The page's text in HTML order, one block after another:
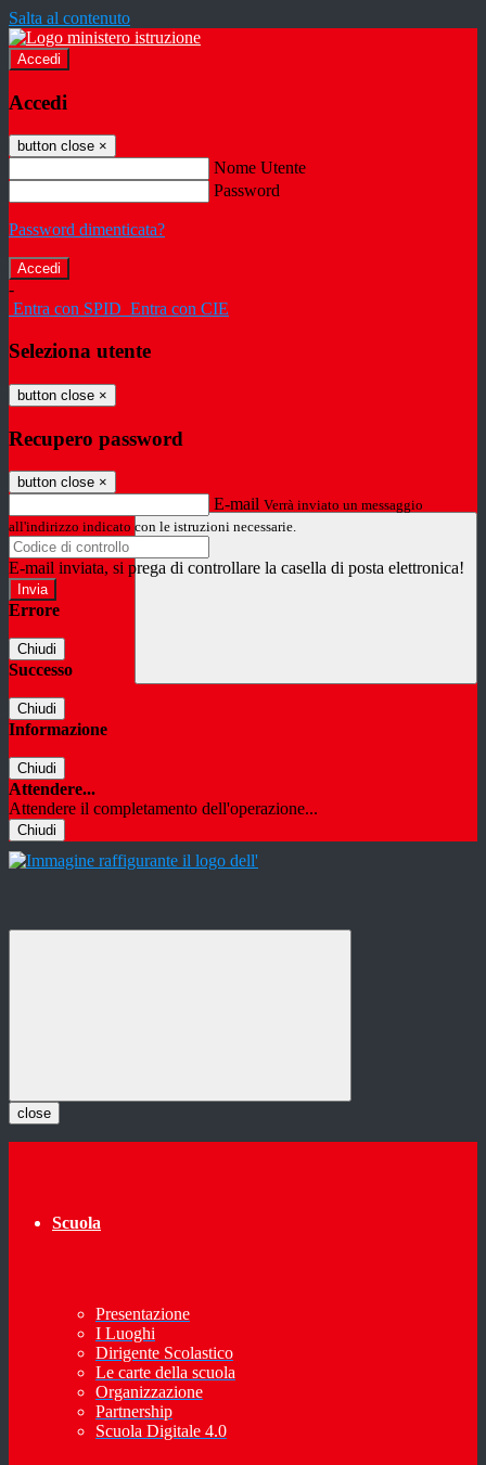
Salta al contenuto
Accedi
Accedi
button close ×
Nome Utente
Password
Password dimenticata?
-
Entra con SPID Entra con CIE
Seleziona utente
button close ×
Recupero password
button close ×
E-mail Verrà inviato un messaggio
all'indirizzo indicato con le istruzioni necessarie.
E-mail inviata, si prega di controllare la casella di posta elettronica!
Errore
Chiudi
Successo
Chiudi
Informazione
Chiudi
Attendere...
Attendere il completamento dell'operazione...
Chiudi
close
Scuola
Presentazione
I Luoghi
Dirigente Scolastico
Le carte della scuola
Organizzazione
Partnership
Scuola Digitale 4.0